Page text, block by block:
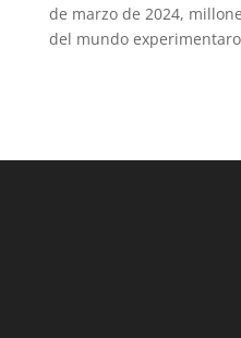
de marzo de 2024,
del mundo